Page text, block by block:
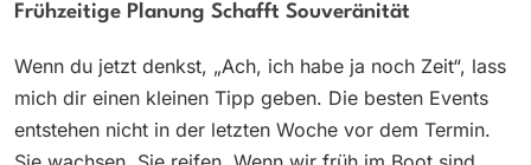
Frühzeitige Planung Schafft Souveränität
Wenn du jetzt denkst, „Ach, ich habe ja noch Zeit“, lass
mich dir einen kleinen Tipp geben. Die besten Events
entstehen nicht in der letzten Woche vor dem Termin.